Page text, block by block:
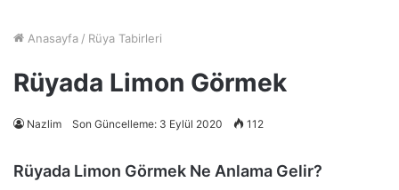
Anasayfa / Rüya Tabirleri
Rüyada Limon Görmek
Nazlim Son Güncelleme: 3 Eylül 2020 112
Rüyada Limon Görmek Ne Anlama Gelir?